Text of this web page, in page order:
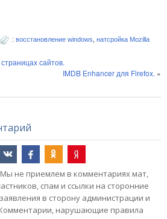
: восстановление windows натсройка Mozilla
сайтов.
IMDB Enhancer для Firefox. »
не приемлем в комментариях мат,
спам и ссылки на сторонние
в сторону администрации и
Комментарии, нарушающие правила